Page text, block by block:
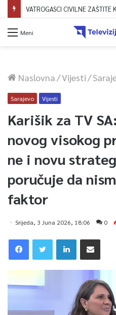
Meni
Naslovna/Vijesti/
Sarajevo Vijesti
Karišik za TV
novog visokog
ne i novu
poručuje da
faktor
Srijeda, 3 Juna 2026, 18:06 0